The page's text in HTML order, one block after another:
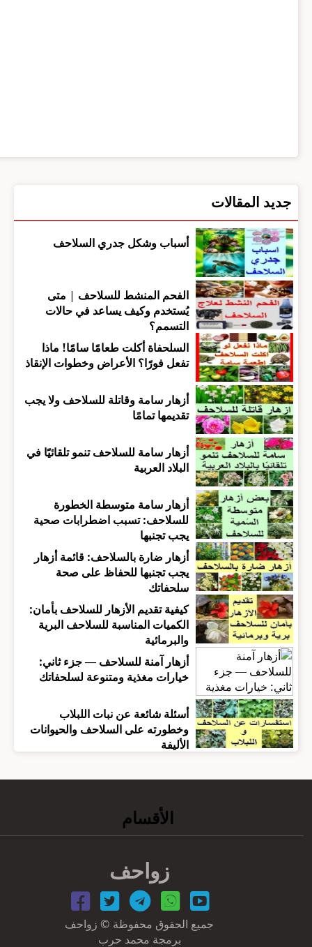
جديد المقالات
أسباب وشكل جدري السلاحف
الفحم المنشط للسلاحف | متى
يُستخدم وكيف يساعد في حالات
التسمم؟
السلحفاة أكلت طعامًا سامًا! ماذا
تفعل فورًا؟ الأعراض وخطوات الإنقاذ
أزهار سامة وقاتلة للسلاحف ولا يجب
تقديمها تمامًا
أزهار سامة للسلاحف تنمو تلقائيًا في
البلاد العربية
أزهار سامة متوسطة الخطورة
للسلاحف: تسبب اضطرابات صحية
يجب تجنبها
أزهار ضارة بالسلاحف: قائمة أزهار
يجب تجنبها للحفاظ على صحة
سلحفاتك
كيفية تقديم الأزهار للسلاحف بأمان:
الكميات المناسبة للسلاحف البرية
والبرمائية
أزهار آمنة للسلاحف — جزء ثاني:
خيارات مغذية ومتنوعة لسلحفاتك
أسئلة شائعة عن نبات اللبلاب
وخطورته على السلاحف والحيوانات
الأليفة
الأقسام
زواحف
جميع الحقوق محفوظة © زواحف
برمجة محمد حرب